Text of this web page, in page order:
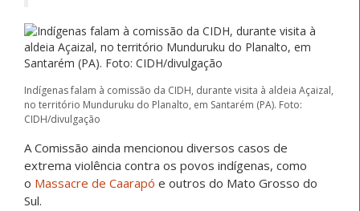
Indígenas falam à comissão da CIDH, durante visita à aldeia Açaizal,
no território Munduruku do Planalto, em Santarém (PA). Foto:
CIDH/divulgação
A Comissão ainda mencionou diversos casos de
extrema violência contra os povos indígenas, como
o Massacre de Caarapó e outros do Mato Grosso do
Sul.